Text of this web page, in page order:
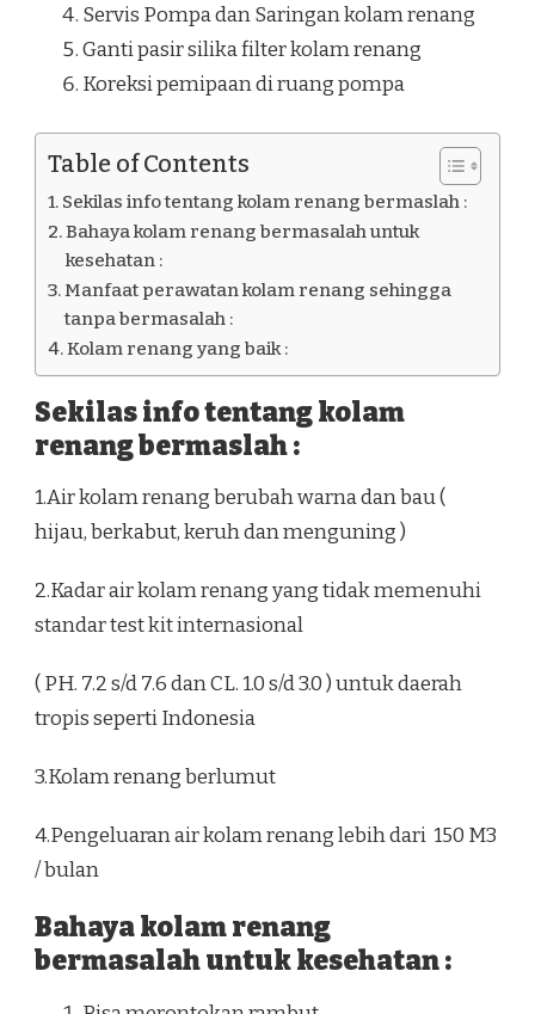
Servis Pompa dan Saringan kolam renang
Ganti pasir silika filter kolam renang
Koreksi pemipaan di ruang pompa
Table of Contents
Sekilas info tentang kolam renang bermaslah :
Bahaya kolam renang bermasalah untuk
kesehatan :
Manfaat perawatan kolam renang sehingga
tanpa bermasalah :
Kolam renang yang baik :
Sekilas info tentang kolam
renang bermaslah :
1.Air kolam renang berubah warna dan bau (
hijau, berkabut, keruh dan menguning )
2.Kadar air kolam renang yang tidak memenuhi
standar test kit internasional
( PH. 7.2 s/d 7.6 dan CL. 1.0 s/d 3.0 ) untuk daerah
tropis seperti Indonesia
3.Kolam renang berlumut
4.Pengeluaran air kolam renang lebih dari 150 M3
/ bulan
Bahaya kolam renang
bermasalah untuk kesehatan :